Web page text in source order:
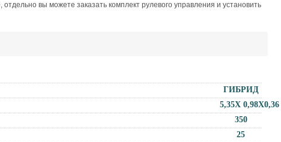
вы можете заказать комплект рулевого управления и установить
ГИБРИД
5,35Х 0,98Х0,36
350
25